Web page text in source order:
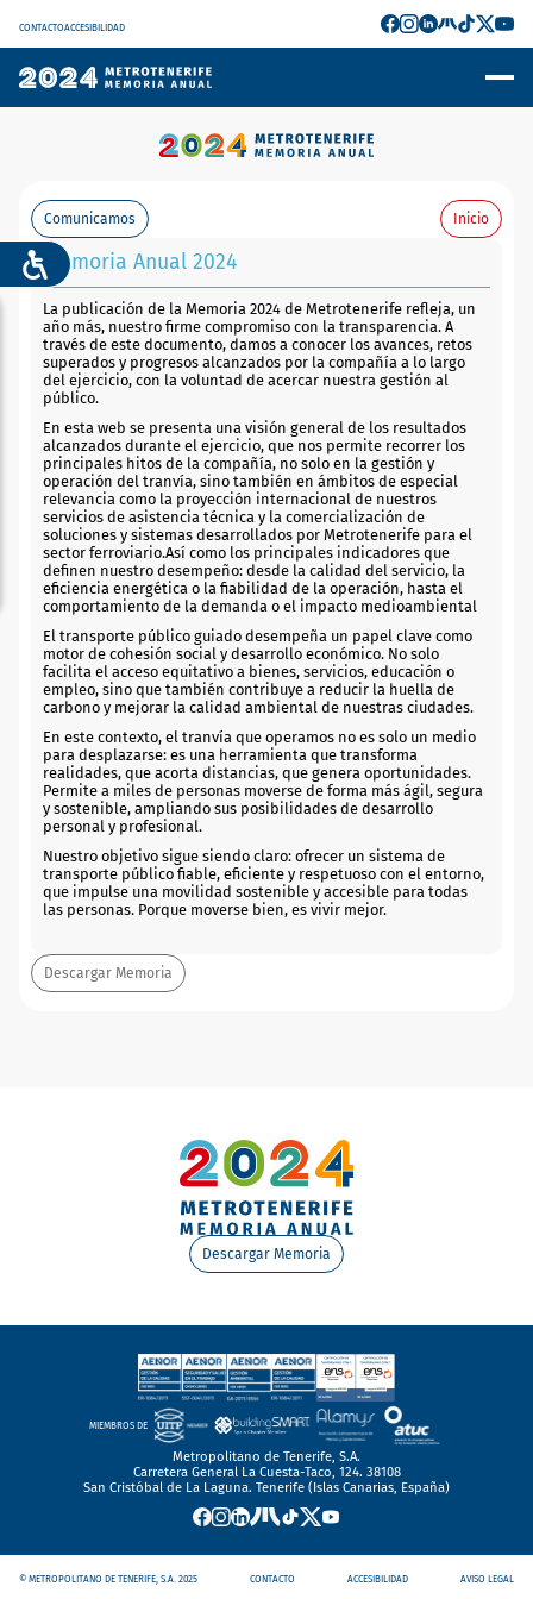
CONTACTOACCESIBILIDAD
Comunicamos Inicio
Memoria Anual 2024
La publicación de la Memoria 2024 de Metrotenerife refleja, un
año más, nuestro firme compromiso con la transparencia. A
través de este documento, damos a conocer los avances, retos
superados y progresos alcanzados por la compañía a lo largo
del ejercicio, con la voluntad de acercar nuestra gestión al
público.
En esta web se presenta una visión general de los resultados
alcanzados durante el ejercicio, que nos permite recorrer los
principales hitos de la compañía, no solo en la gestión y
operación del tranvía, sino también en ámbitos de especial
relevancia como la proyección internacional de nuestros
servicios de asistencia técnica y la comercialización de
soluciones y sistemas desarrollados por Metrotenerife para el
sector ferroviario.Así como los principales indicadores que
definen nuestro desempeño: desde la calidad del servicio, la
eficiencia energética o la fiabilidad de la operación, hasta el
comportamiento de la demanda o el impacto medioambiental
El transporte público guiado desempeña un papel clave como
motor de cohesión social y desarrollo económico. No solo
facilita el acceso equitativo a bienes, servicios, educación o
empleo, sino que también contribuye a reducir la huella de
carbono y mejorar la calidad ambiental de nuestras ciudades.
En este contexto, el tranvía que operamos no es solo un medio
para desplazarse: es una herramienta que transforma
realidades, que acorta distancias, que genera oportunidades.
Permite a miles de personas moverse de forma más ágil, segura
y sostenible, ampliando sus posibilidades de desarrollo
personal y profesional.
Nuestro objetivo sigue siendo claro: ofrecer un sistema de
transporte público fiable, eficiente y respetuoso con el entorno,
que impulse una movilidad sostenible y accesible para todas
las personas. Porque moverse bien, es vivir mejor.
Descargar Memoria
Descargar Memoria
MIEMBROS DE
Metropolitano de Tenerife, S.A.
Carretera General La Cuesta-Taco, 124. 38108
San Cristóbal de La Laguna. Tenerife (Islas Canarias, España)
© METROPOLITANO DE TENERIFE, S.A. 2025 CONTACTO ACCESIBILIDAD AVISO LEGAL